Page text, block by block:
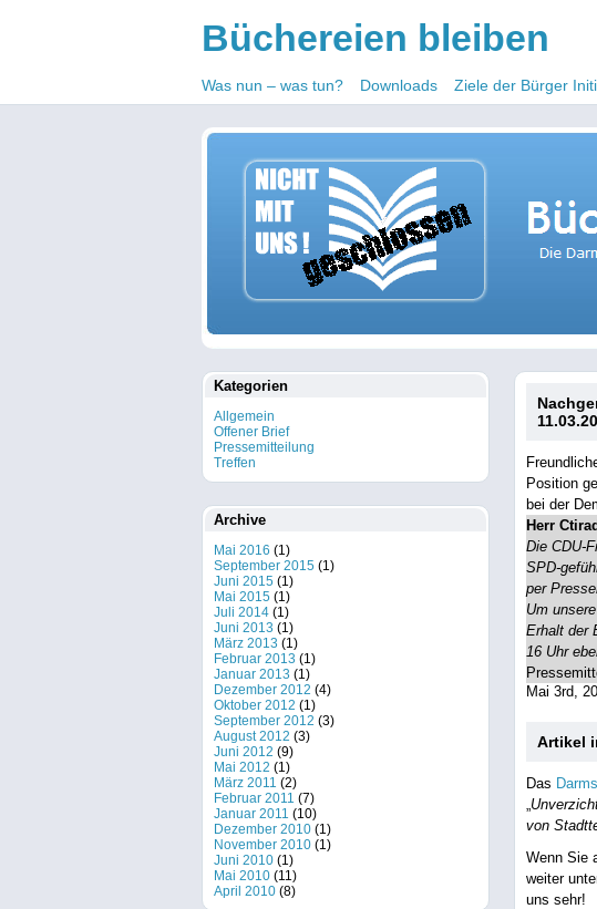
Büchereien bleiben
Was nun – was tun? Downloads Ziele der Bürger
Position
bei der
Herr
Die CDU-
SPD-
per
Um
Erhalt der
16 Uhr
Mai 3rd,
Artikel
Das
„
von
Wenn Sie
weiter
uns sehr!
Kategorien
Allgemein
Offener Brief
Pressemitteilung
Treffen
Archive
Mai 2016 (1)
September 2015 (1)
Juni 2015 (1)
Mai 2015 (1)
Juli 2014 (1)
Juni 2013 (1)
März 2013 (1)
Februar 2013 (1)
Januar 2013 (1)
Dezember 2012 (4)
Oktober 2012 (1)
September 2012 (3)
August 2012 (3)
Juni 2012 (9)
Mai 2012 (1)
März 2011 (2)
Februar 2011 (7)
Januar 2011 (10)
Dezember 2010 (1)
November 2010 (1)
Juni 2010 (1)
Mai 2010 (11)
April 2010 (8)